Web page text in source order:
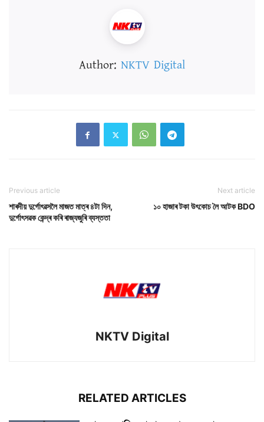
Author: NKTV Digital
Previous article
শাৰদীয় দুৰ্গোৎৱসলৈ মাজত মাত্ৰ ৪টা দিন,
দুৰ্গোৎসৱক কেন্দ্ৰ কৰি ৰাজ্যজুৰি ব্যস্ততা
Next article
১০ হাজাৰ টকা উৎকোচ লৈ আটক BDO
NKTV Digital
RELATED ARTICLES